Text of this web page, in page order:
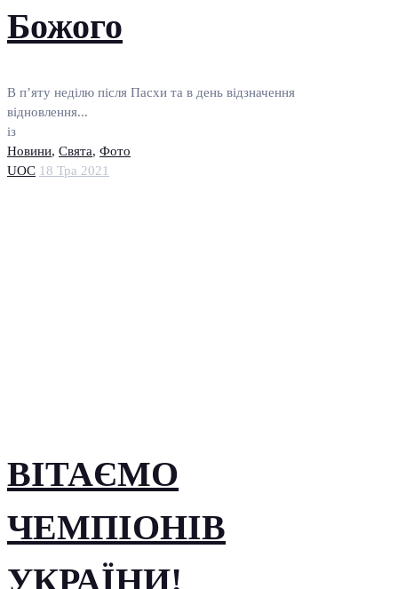
Божого
В п’яту неділю після Пасхи та в день відзначення
відновлення...
із
Новини, Свята, Фото
UOC 18 Тра 2021
ВІТАЄМО
ЧЕМПІОНІВ
УКРАЇНИ!